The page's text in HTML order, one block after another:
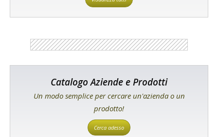
Catalogo Aziende e Prodotti
Un modo semplice per cercare un'azienda o un
prodotto!
Cerca adesso